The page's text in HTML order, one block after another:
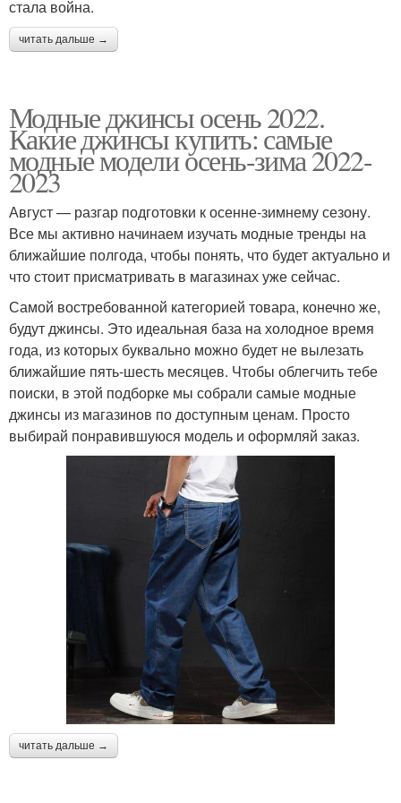
стала война.
читать дальше →
Модные джинсы осень 2022.
Какие джинсы купить: самые
модные модели осень-зима 2022-
2023
Август — разгар подготовки к осенне-зимнему сезону.
Все мы активно начинаем изучать модные тренды на
ближайшие полгода, чтобы понять, что будет актуально и
что стоит присматривать в магазинах уже сейчас.
Самой востребованной категорией товара, конечно же,
будут джинсы. Это идеальная база на холодное время
года, из которых буквально можно будет не вылезать
ближайшие пять-шесть месяцев. Чтобы облегчить тебе
поиски, в этой подборке мы собрали самые модные
джинсы из магазинов по доступным ценам. Просто
выбирай понравившуюся модель и оформляй заказ.
читать дальше →